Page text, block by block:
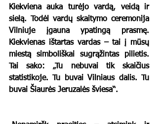
Kiekviena auka turėjo vardą, veidą ir
sielą. Todėl vardų skaitymo ceremonija
Vilniuje įgauna ypatingą prasmę.
Kiekvienas ištartas vardas – tai į mūsų
miestą simboliškai sugrąžintas pilietis.
Tai sako: „Tu nebuvai tik skaičius
statistikoje. Tu buvai Vilniaus dalis. Tu
buvai Šiaurės Jeruzalės šviesa“.